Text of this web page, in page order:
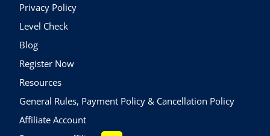
Privacy Policy
Level Check
Blog
Register Now
Resources
General Rules, Payment Policy & Cancellation Policy
Affiliate Account